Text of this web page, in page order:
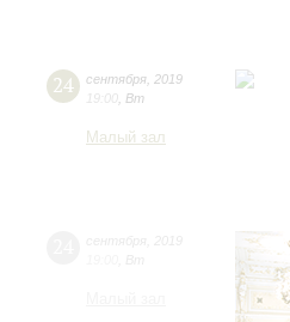
24 сентября 2019
19:00 Вт
Малый зал